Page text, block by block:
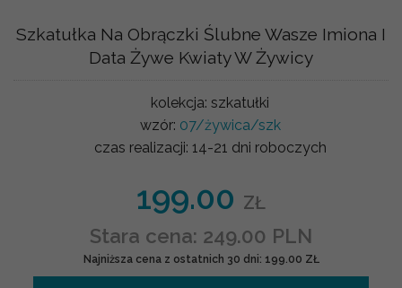
Szkatułka Na Obrączki Ślubne Wasze Imiona I
Data Żywe Kwiaty W Żywicy
kolekcja: szkatułki
wzór: 07/żywica/szk
czas realizacji: 14-21 dni roboczych
199.00 ZŁ
Stara cena: 249.00 PLN
Najniższa cena z ostatnich 30 dni: 199.00 ZŁ